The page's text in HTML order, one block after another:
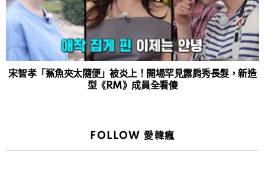
宋智孝「鯊魚夾太隨便」被炎上！開場罕見露肩秀長髮，新造
型《RM》成員全看傻
FOLLOW 愛韓瘋